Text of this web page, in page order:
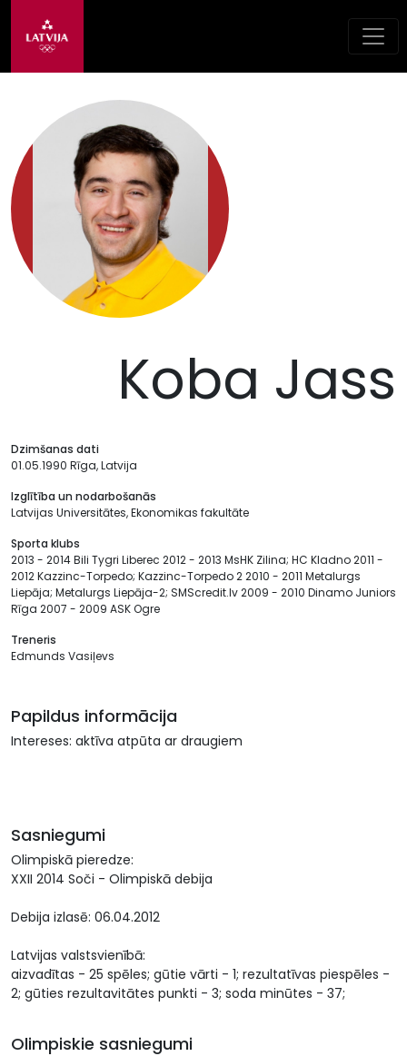
Koba Jass
Dzimšanas dati
01.05.1990 Rīga, Latvija
Izglītība un nodarbošanās
Latvijas Universitātes, Ekonomikas fakultāte
Sporta klubs
2013 - 2014 Bili Tygri Liberec 2012 - 2013 MsHK Zilina; HC Kladno 2011 -
2012 Kazzinc-Torpedo; Kazzinc-Torpedo 2 2010 - 2011 Metalurgs
Liepāja; Metalurgs Liepāja-2; SMScredit.lv 2009 - 2010 Dinamo Juniors
Rīga 2007 - 2009 ASK Ogre
Treneris
Edmunds Vasiļevs
Papildus informācija
Intereses: aktīva atpūta ar draugiem
Sasniegumi
Olimpiskā pieredze:
XXII 2014 Soči - Olimpiskā debija
Debija izlasē: 06.04.2012
Latvijas valstsvienībā:
aizvadītas - 25 spēles; gūtie vārti - 1; rezultatīvas piespēles -
2; gūties rezultavitātes punkti - 3; soda minūtes - 37;
Olimpiskie sasniegumi